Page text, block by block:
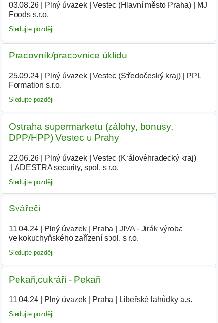
03.08.26| Plný úvazek| Vestec (Hlavní město Praha)|
MJ
Foods s.r.o.
Sledujte později
Pracovník/pracovnice úklidu
25.09.24| Plný úvazek| Vestec (Středočeský kraj)|
PPL
Formation s.r.o.
Sledujte později
Ostraha supermarketu (zálohy, bonusy,
DPP/HPP) Vestec u Prahy
22.06.26| Plný úvazek| Vestec (Královéhradecký kraj)|
ADESTRA security, spol. s r.o.
Sledujte později
Svářeči
11.04.24| Plný úvazek| Praha
JIVA - Jirák výroba
velkokuchyňského zařízení spol. s r.o.
Sledujte později
Pekaři,cukráři - Pekaři
11.04.24| Plný úvazek| Praha Libeřské lahůdky a.s.
Sledujte později